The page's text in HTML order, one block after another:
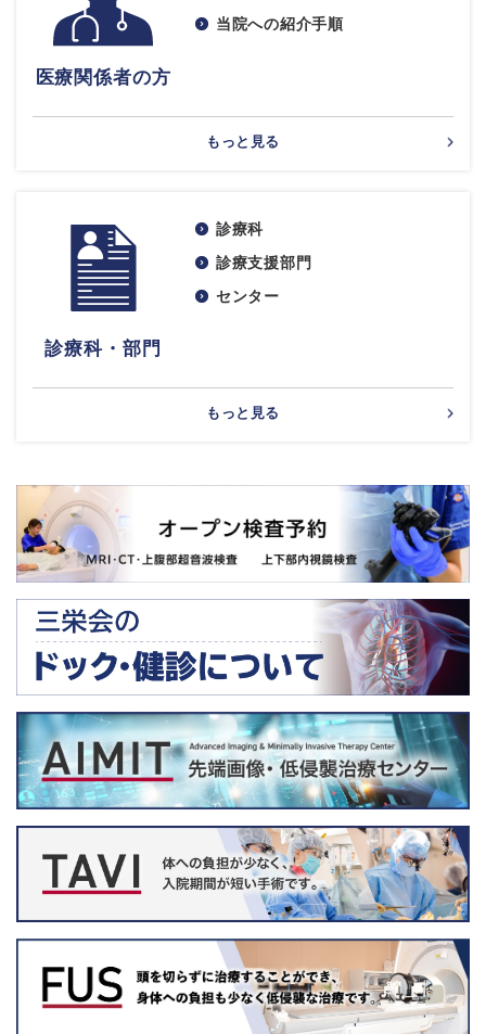
医療関係者の方
当院への紹介手順
もっと見る
診療科・部門
診療科
診療支援部門
センター
もっと見る